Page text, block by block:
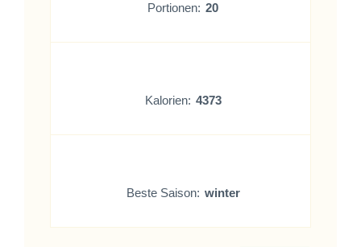
Portionen: 20
Kalorien: 4373
Beste Saison: winter